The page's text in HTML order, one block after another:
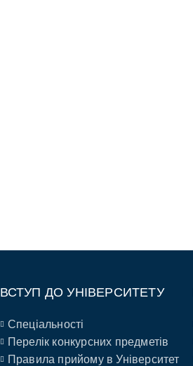
ВСТУП ДО УНІВЕРСИТЕТУ
Спеціальності
Перелік конкурсних предметів
Правила прийому в Університет